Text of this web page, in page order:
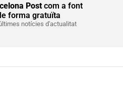
Postcom a font
forma gratuïta
notícies d'actualitat